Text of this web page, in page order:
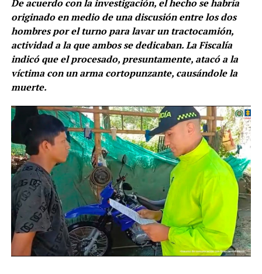
De acuerdo con la investigación, el hecho se habría
originado en medio de una discusión entre los dos
hombres por el turno para lavar un tractocamión,
actividad a la que ambos se dedicaban. La Fiscalía
indicó que el procesado, presuntamente, atacó a la
víctima con un arma cortopunzante, causándole la
muerte.